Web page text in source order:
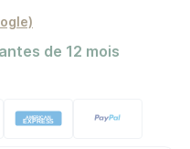
de 12 mois